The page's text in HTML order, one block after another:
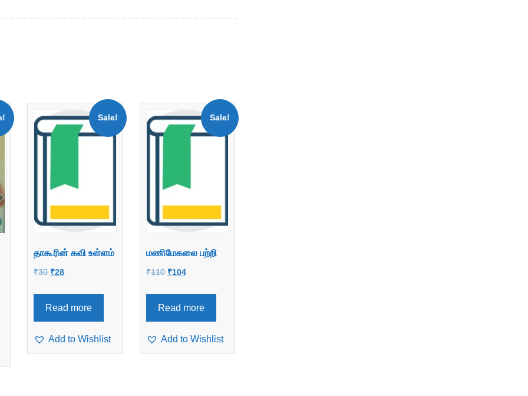
Sale!
தாகூரின் கவி உள்ளம்
₹30 Original
was:
₹30.
₹28Current
is:
₹28.
Read more
Add to Wishlist
Sale!
மணிமேகலை பற்றி
₹110 Original
was:
₹110.
₹104Current
is:
₹104.
Read more
Add to Wishlist